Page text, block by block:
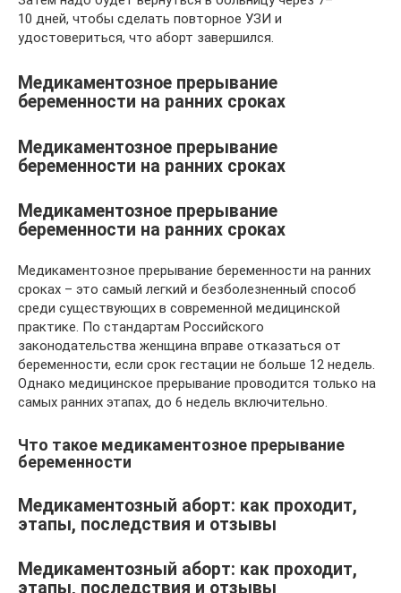
10 дней, чтобы сделать повторное УЗИ и
удостовериться, что аборт завершился.
Медикаментозное прерывание
беременности на ранних сроках
Медикаментозное прерывание
беременности на ранних сроках
Медикаментозное прерывание
беременности на ранних сроках
Медикаментозное прерывание беременности на ранних
сроках – это самый легкий и безболезненный способ
среди существующих в современной медицинской
практике. По стандартам Российского
законодательства женщина вправе отказаться от
беременности, если срок гестации не больше 12 недель.
Однако медицинское прерывание проводится только на
самых ранних этапах, до 6 недель включительно.
Что такое медикаментозное прерывание
беременности
Медикаментозный аборт: как проходит,
этапы, последствия и отзывы
Медикаментозный аборт: как проходит,
этапы, последствия и отзывы